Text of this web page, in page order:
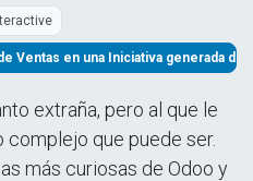
Ventas en una Iniciativa generada
extraña, pero al que le
que puede ser.
más curiosas de Odoo y